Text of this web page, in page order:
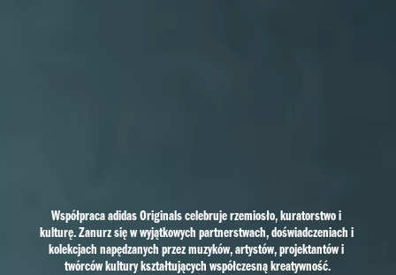
Współpraca adidas Originals celebruje rzemiosło, kuratorstwo i
kulturę. Zanurz się w wyjątkowych partnerstwach, doświadczeniach i
kolekcjach napędzanych przez muzyków, artystów, projektantów i
twórców kultury kształtujących współczesną kreatywność.